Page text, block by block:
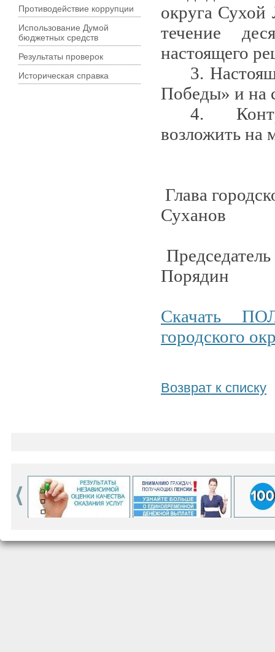
округа Сухой
течение
настоящего
3.
Победы» и на
4.
возложить
Глава
Суханов
Порядин
Скачать
городского
Возврат к списку
Противодействие коррупции
Использование Думой
бюджетных средств
Результаты проверок
Историческая справка